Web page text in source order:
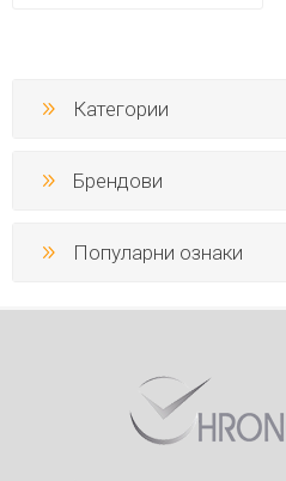
Категории
Брендови
Популарни ознаки